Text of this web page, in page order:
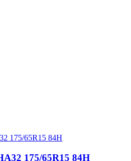
175/65R15 84H